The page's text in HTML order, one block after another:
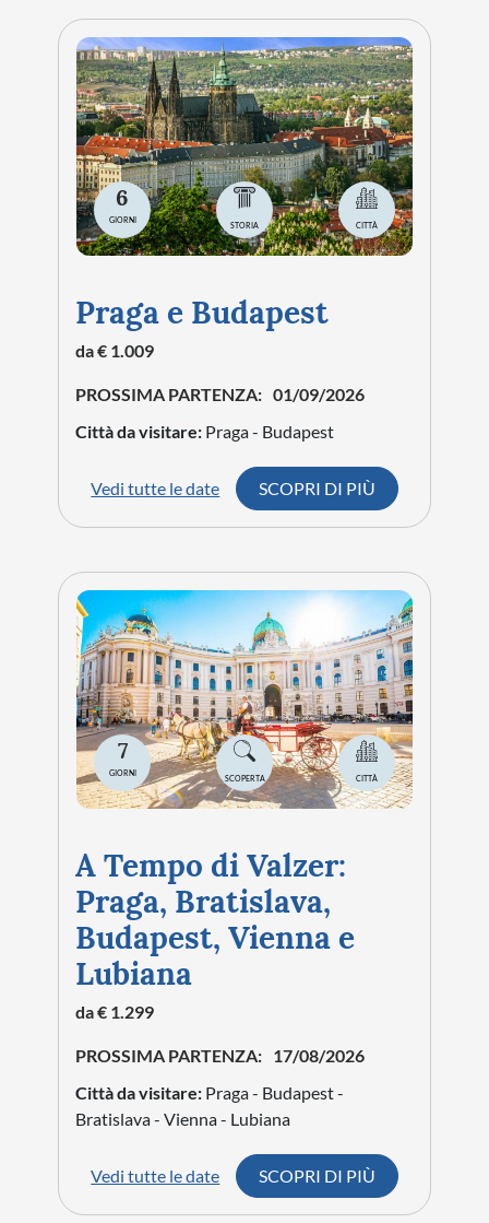
6
GIORNI
STORIA CITTÀ
Praga e Budapest
da € 1.009
PROSSIMA PARTENZA: 01/09/2026
Città da visitare: Praga - Budapest
Vedi tutte le date SCOPRI DI PIÙ
7
GIORNI
SCOPERTA CITTÀ
A Tempo di Valzer:
Praga, Bratislava,
Budapest, Vienna e
Lubiana
da € 1.299
PROSSIMA PARTENZA: 17/08/2026
Città da visitare: Praga - Budapest -
Bratislava - Vienna - Lubiana
Vedi tutte le date SCOPRI DI PIÙ